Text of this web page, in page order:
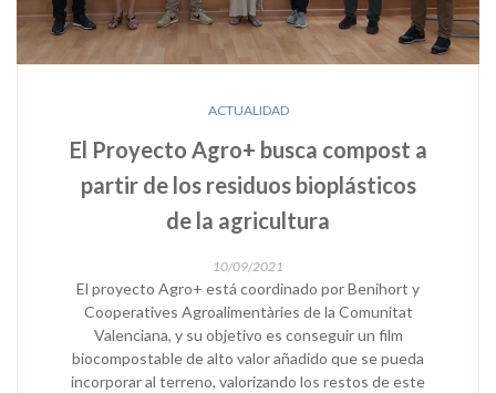
ACTUALIDAD
El Proyecto Agro+ busca compost a
partir de los residuos bioplásticos
de la agricultura
10/09/2021
El proyecto Agro+ está coordinado por Benihort y
Cooperatives Agroalimentàries de la Comunitat
Valenciana, y su objetivo es conseguir un film
biocompostable de alto valor añadido que se pueda
incorporar al terreno, valorizando los restos de este